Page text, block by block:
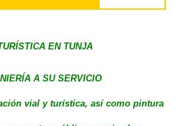
EN TUNJA
A SU SERVICIO
vial y turística, así como pintura